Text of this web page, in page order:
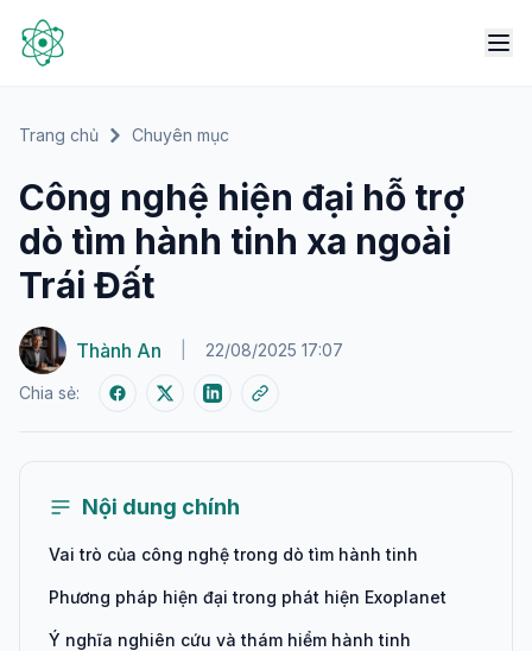
Trang chủ Chuyên mục
Công nghệ hiện đại hỗ trợ
dò tìm hành tinh xa ngoài
Trái Đất
Thành An 22/08/2025 17:07
Chia sẻ:
Nội dung chính
Vai trò của công nghệ trong dò tìm hành tinh
Phương pháp hiện đại trong phát hiện Exoplanet
Ý nghĩa nghiên cứu và thám hiểm hành tinh